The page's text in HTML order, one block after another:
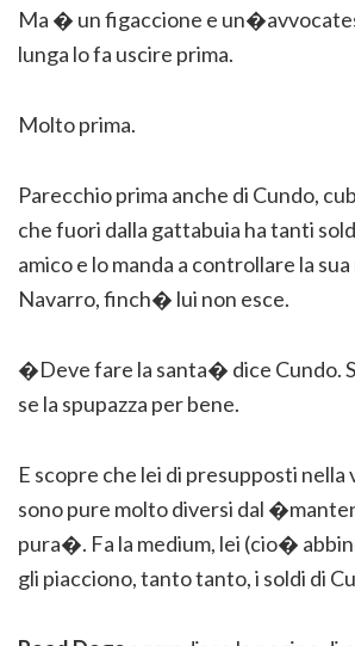
Ma � un figaccione e
lunga lo fa uscire prima.
Molto prima.
Parecchio prima anche di Cundo,
che fuori dalla gattabuia ha tanti
amico e lo manda a controllare la
Navarro, finch� lui non esce.
�Deve fare la santa� dice Cundo.
se la spupazza per bene.
E scopre che lei di presupposti nella
sono pure molto diversi dal
pura�. Fa la medium, lei (cio�
gli piacciono, tanto tanto, i soldi di